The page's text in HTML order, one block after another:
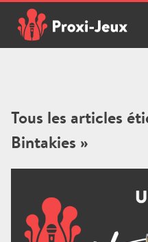
content
Tous les articles
Bintakies »